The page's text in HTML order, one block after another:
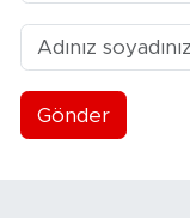
Gönder